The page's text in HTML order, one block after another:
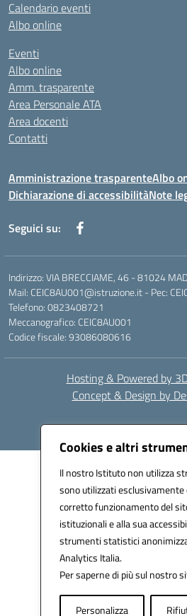
Cookies e altri
Il nostro Istituto non utilizza
sono utilizzati
corretto funzionamento del
istituzionali e alla sua
strumenti statistici
Analytics Italia.
Per saperne di più sul nostro
Personalizza
Calendario eventi
Albo online
Eventi
Albo online
Amm. trasparente
Area Personale ATA
Area docenti
Contatti
Amministrazione trasparenteAlbo
Dichiarazione di accessibilitàNote
Seguici su:
Indirizzo: VIA BRECCIAME, 46 - 81024
Mail: CEIC8AU001@istruzione.it - Pec:
Telefono: 0823408721
Meccanografico: CEIC8AU001
Codice fiscale: 93086080616
Hosting & Powered by
Concept & Design by